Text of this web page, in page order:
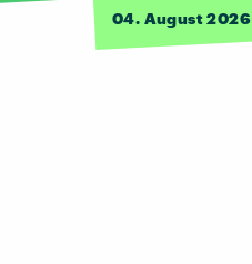
04. August 2026